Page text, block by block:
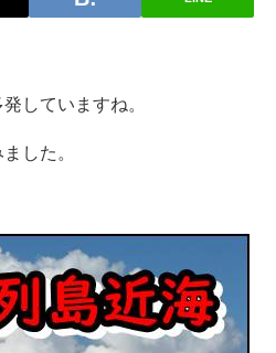
していますね。
した。